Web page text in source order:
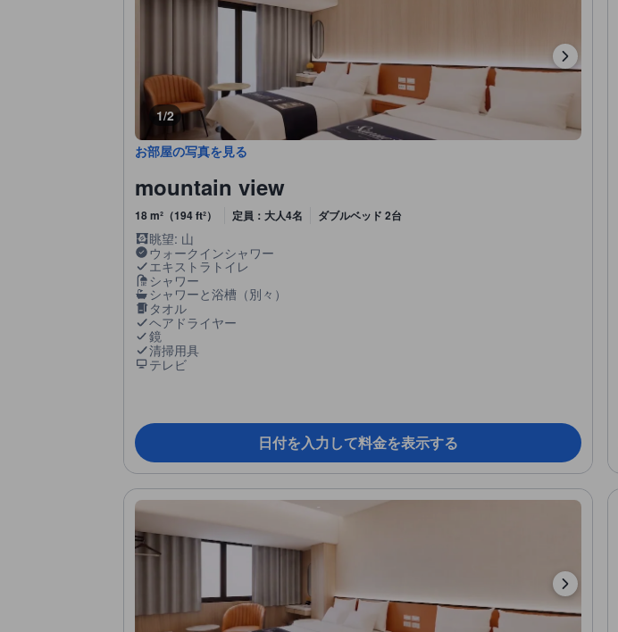
1/2
お部屋の写真を見る
mountain view
18 m²（194 ft²） 定員：大人4名 ダブルベッド 2台
眺望: 山
ウォークインシャワー
エキストラトイレ
シャワー
シャワーと浴槽（別々）
タオル
ヘアドライヤー
鏡
清掃用具
テレビ
日付を入力して料金を表示する